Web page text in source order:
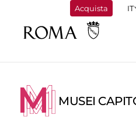
Acquista
MUSEI